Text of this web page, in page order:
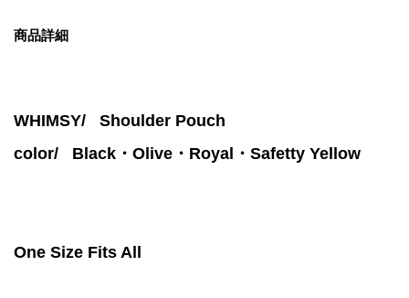
商品詳細
WHIMSY/ Shoulder Pouch
color/ Black・Olive・Royal・Safetty Yellow
One Size Fits All